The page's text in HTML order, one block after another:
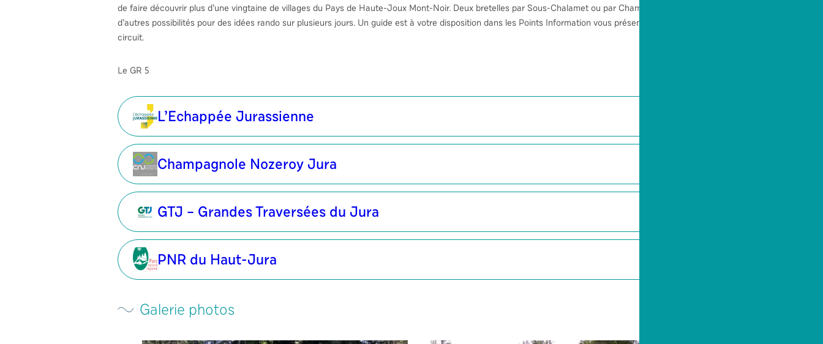
de faire découvrir plus d’une vingtaine de villages du Pays de Haute-Joux Mont-Noir. Deux bretelles par Sous-Chalamet ou par Champagnole offrent
d’autres possibilités pour des idées rando sur plusieurs jours. Un guide est à votre disposition dans les Points Information vous présentant en détail le
circuit.
Le GR 5
L’Echappée Jurassienne
Champagnole Nozeroy Jura
GTJ – Grandes Traversées du Jura
PNR du Haut-Jura
Galerie photos